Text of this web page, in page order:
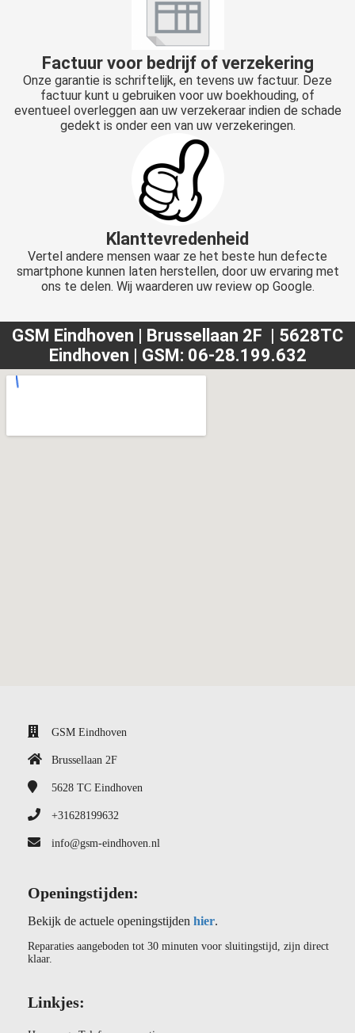
Factuur voor bedrijf of verzekering
Onze garantie is schriftelijk, en tevens uw factuur. Deze
factuur kunt u gebruiken voor uw boekhouding, of
eventueel overleggen aan uw verzekeraar indien de schade
gedekt is onder een van uw verzekeringen.
Klanttevredenheid
Vertel andere mensen waar ze het beste hun defecte
smartphone kunnen laten herstellen, door uw ervaring met
ons te delen. Wij waarderen uw review op Google.
GSM Eindhoven | Brussellaan 2F | 5628TC
Eindhoven | GSM: 06-28.199.632
GSM Eindhoven
Brussellaan 2F
5628 TC Eindhoven
+31628199632
info@gsm-eindhoven.nl
Openingstijden:
Bekijk de actuele openingstijden hier.
Reparaties aangeboden tot 30 minuten voor sluitingstijd, zijn direct
klaar.
Linkjes: